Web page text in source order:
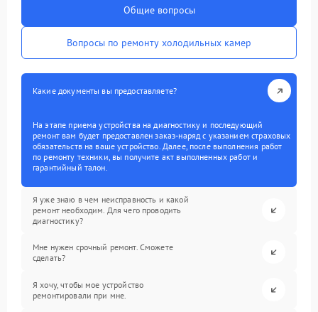
Общие вопросы
Вопросы по ремонту холодильных камер
Какие документы вы предоставляете?
На этапе приема устройства на диагностику и последующий
ремонт вам будет предоставлен заказ-наряд с указанием страховых
обязательств на ваше устройство. Далее, после выполнения работ
по ремонту техники, вы получите акт выполненных работ и
гарантийный талон.
Я уже знаю в чем неисправность и какой
ремонт необходим. Для чего проводить
диагностику?
Мне нужен срочный ремонт. Сможете
сделать?
Я хочу, чтобы мое устройство
ремонтировали при мне.